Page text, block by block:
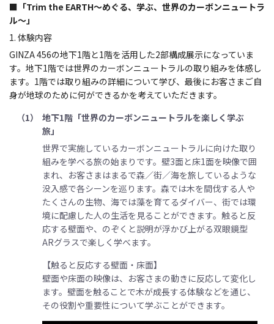
■「Trim the EARTH～めぐる、学ぶ、世界のカーボンニュートラ
ル～」
1. 体験内容
GINZA 456の地下1階と1階を活用した2部構成展示になっていま
す。地下1階では世界のカーボンニュートラルの取り組みを体感し
ます。1階では取り組みの詳細について学び、最後にお客さまご自
身が地球のために何ができるかを考えていただきます。
（1）
地下1階「世界のカーボンニュートラルを楽しく学ぶ
旅」
世界で実施しているカーボンニュートラルに向けた取り
組みを学べる旅の始まりです。壁3面と床1面を映像で囲
まれ、お客さまはまるで森／街／海を旅しているような
没入感で各シーンを巡ります。森では木を間伐する人や
たくさんの生物、海では藻を育てるダイバー、街では環
境に配慮した人の生活を見ることができます。触ると反
応する壁面や、のぞくと説明が浮かび上がる双眼鏡型
ARグラスで楽しく学べます。
【触ると反応する壁面・床面】
壁面や床面の映像は、お客さまの動きに反応して変化し
ます。壁面を触ることで木が成長する体験などを通じ、
その役割や重要性について学ぶことができます。